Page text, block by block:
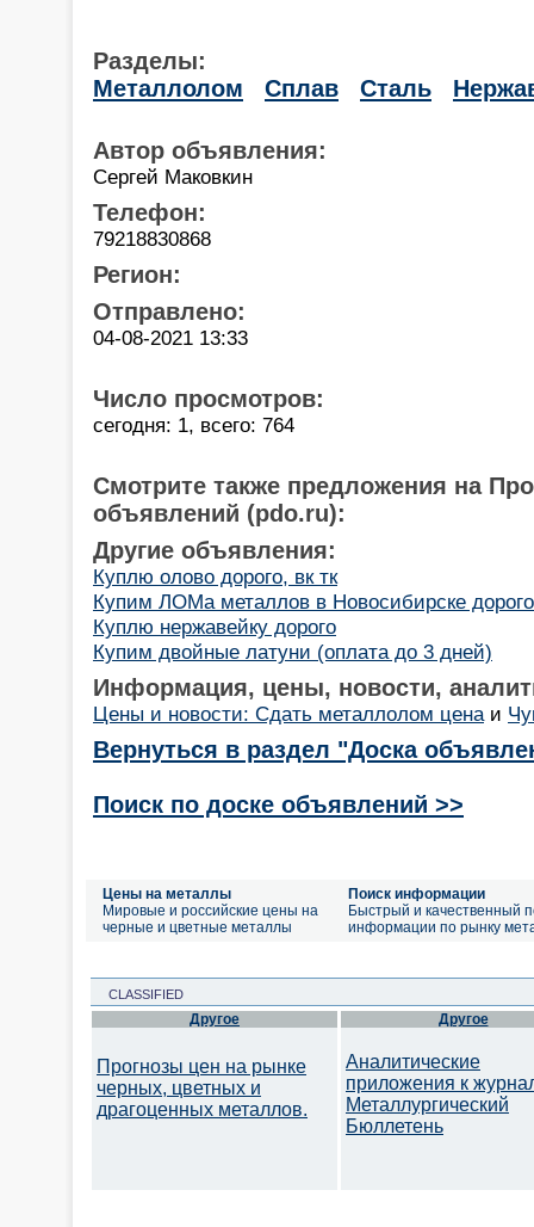
Разделы:
Металлолом
Сплав Сталь
Автор объявления:
Сергей Маковкин
Телефон:
79218830868
Регион:
Отправлено:
04-08-2021 13:33
Число просмотров:
сегодня: 1, всего: 764
Смотрите также предложения на
объявлений (pdo.ru):
Другие объявления:
Куплю олово дорого, вк тк
Купим ЛОМа металлов в Новосибирске
Куплю нержавейку дорого
Купим двойные латуни (оплата до 3 дней)
Информация, цены, новости,
Цены и новости: Сдать металлолом цена и
Вернуться в раздел "Доска
Поиск по доске объявлений >>
Цены на металлы
Мировые и российские цены на
черные и цветные металлы
Поиск информации
Быстрый и качественный
информации по рынку
CLASSIFIED
Другое
Прогнозы цен на рынке
черных, цветных и
драгоценных металлов.
Другое
Аналитические
приложения к
Металлургический
Бюллетень